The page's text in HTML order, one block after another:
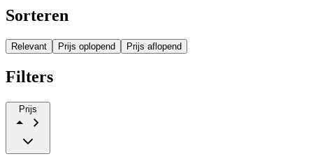
Sorteren
Relevant Prijs oplopend Prijs aflopend
Filters
Prijs